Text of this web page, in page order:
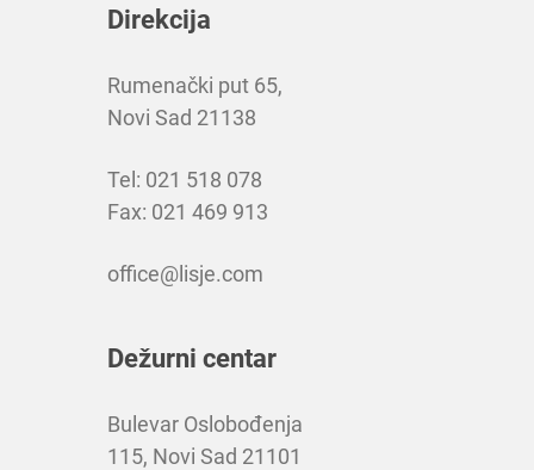
Direkcija
Rumenački put 65,
Novi Sad 21138
Tel: 021 518 078
Fax: 021 469 913
office@lisje.com
Dežurni centar
Bulevar Oslobođenja
115, Novi Sad 21101